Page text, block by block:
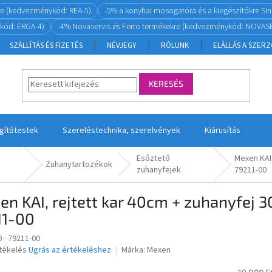
(kedvezménykód: REA-5)
-5% a konyhai mosogatóra és a kiegészítőkre
ERGA-4)
-4% Novaservis és Ferro termékekre (kedvezménykód:
SZÁLLÍTÁS ÉS FIZETÉS NÉVJEGY RÓLUNK ELÁLLÁS A
KERESÉS
Szereléstechnika, szerelvények Kiárusítás
Zuhanytartozékok
Esőztető
zuhanyfejek
Mexen
79211-00
KAI, rejtett kar 40cm + zuhanyfej
00
- 79211-00
Ugrás az értékeléshez Márka: Mexen